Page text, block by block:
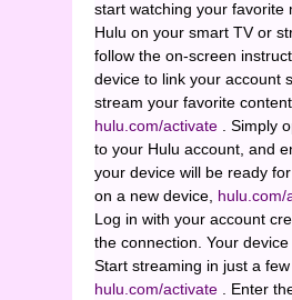
start watching your favorite
Hulu on your smart TV or
follow the on-screen
device to link your account
stream your favorite
hulu.com/activate . Simply
to your Hulu account, and
your device will be ready
on a new device,
Log in with your account
the connection. Your
Start streaming in just a
hulu.com/activate . Enter